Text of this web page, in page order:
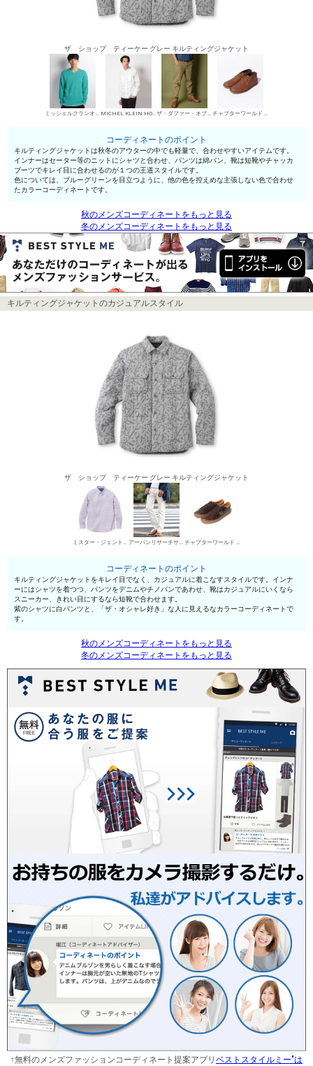
ザ ショップ ティーケー グレー キルティングジャケット
ミッシェルクランオム Vネックセーター MICHEL KLEIN HOMME シャツ ザ・ダファー・オブ・セントジョージ チノパン・綿パン チャプターワールド チャッカブーツ
コーディネートのポイント
キルティングジャケットは秋冬のアウターの中でも軽量で、合わせやすいアイテムです。
インナーはセーター等のニットにシャツと合わせ、パンツは綿パン、靴は短靴やチャッカ
ブーツでキレイ目に合わせるのが１つの王道スタイルです。
色については、ブルーグリーンを目立つように、他の色を控えめな主張しない色で合わせ
たカラーコーディネートです。
秋のメンズコーディネートをもっと見る
冬のメンズコーディネートをもっと見る
キルティングジャケットのカジュアルスタイル
ザ ショップ ティーケー グレー キルティングジャケット
ミスター・ジェントルマン シャツ アーバンリサーチサニーレーベル デニムパンツ・ジーンズ チャプターワールド ローカットスニーカー
コーディネートのポイント
キルティングジャケットをキレイ目でなく、カジュアルに着こなすスタイルです。インナ
ーにはシャツを着つつ、パンツをデニムやチノパンであわせ、靴はカジュアルにいくなら
スニーカー、きれい目にするなら短靴で合わせます。
紫のシャツに白パンツと、「ザ・オシャレ好き」な人に見えるなカラーコーディネートで
す。
秋のメンズコーディネートをもっと見る
冬のメンズコーディネートをもっと見る
↑無料のメンズファッションコーディネート提案アプリ ベストスタイルミー"は